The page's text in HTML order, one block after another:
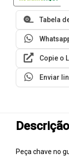
Tabela
Copie o
Enviar
Descrição
Peça chave no